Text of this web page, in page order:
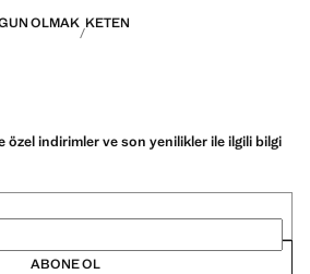
OLMAK KETEN
özel indirimler ve son yenilikler ile ilgili bilgi
ABONE OL